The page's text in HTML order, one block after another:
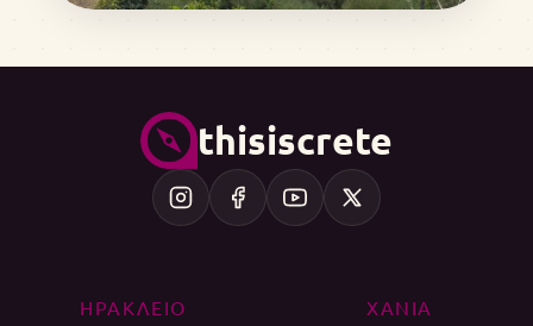
thisiscrete
ΗΡΑΚΛΕΙΟ
ΧΑΝΙΑ